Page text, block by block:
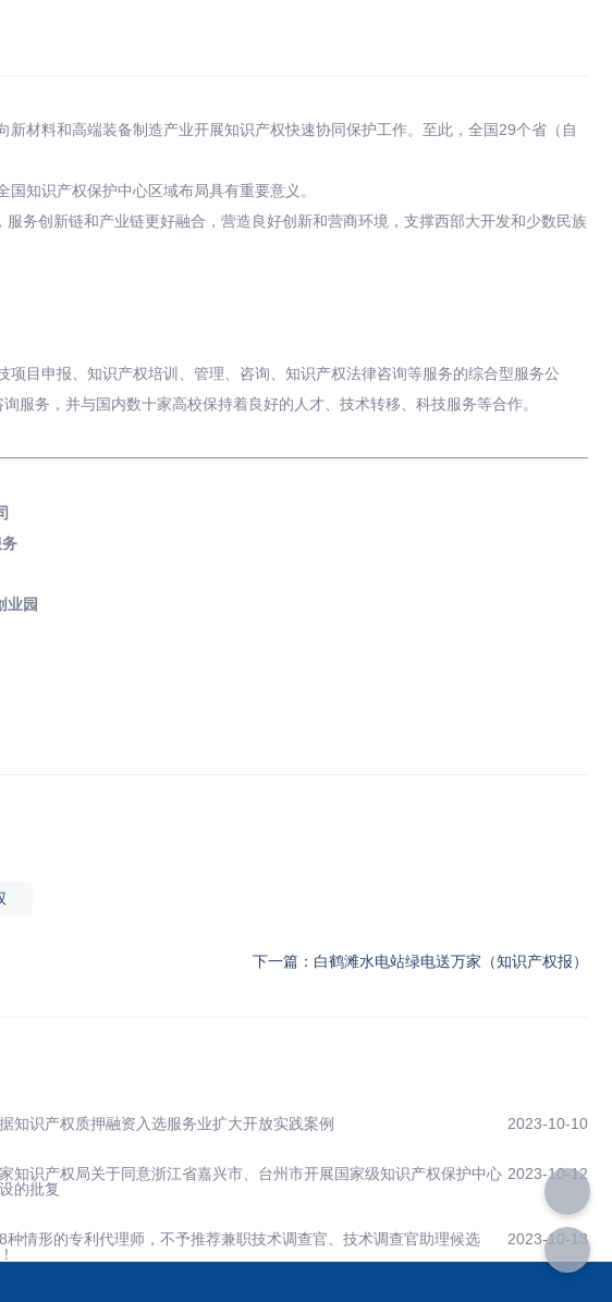
材料和高端装备制造产业开展知识产权快速协同保护工作。至此，全国29个省（自
知识产权保护中心区域布局具有重要意义。
务创新链和产业链更好融合，营造良好创新和营商环境，支撑西部大开发和少数民族
目申报、知识产权培训、管理、咨询、知识产权法律咨询等服务的综合型服务公
务，并与国内数十家高校保持着良好的人才、技术转移、科技服务等合作。
业园
下一篇： 白鹤滩水电站绿电送万家（知识产权报）
2023-10-10
知识产权质押融资入选服务业扩大开放实践案例
2023-10-12
知识产权局关于同意浙江省嘉兴市、台州市开展国家级知识产权保护中心
的批复
2023-10-13
种情形的专利代理师，不予推荐兼职技术调查官、技术调查官助理候选